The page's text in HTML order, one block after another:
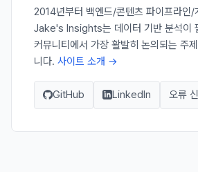
2014년부터 백엔드/콘텐츠 파이프라인/
Jake's Insights는 데이터 기반 분석이
커뮤니티에서 가장 활발히 논의되는 주
니다. 사이트 소개 →
GitHub LinkedIn 오류